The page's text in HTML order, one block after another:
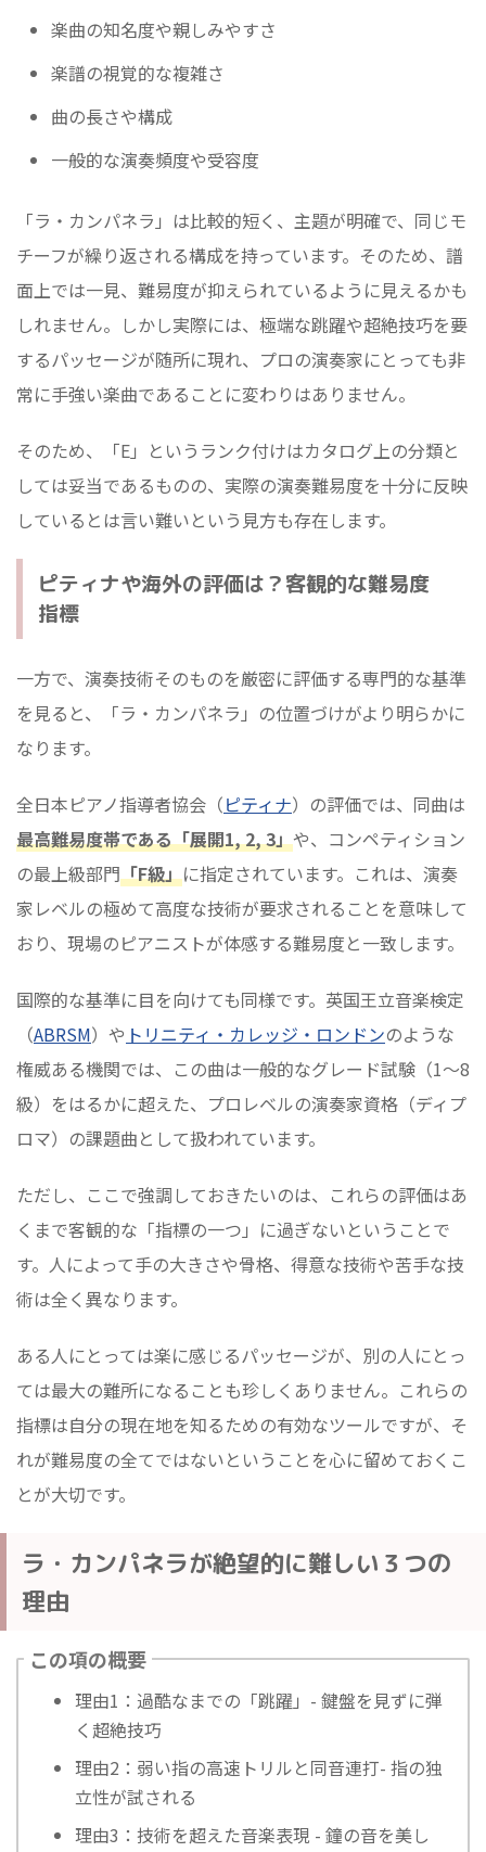
楽曲の知名度や親しみやすさ
楽譜の視覚的な複雑さ
曲の長さや構成
一般的な演奏頻度や受容度
「ラ・カンパネラ」は比較的短く、主題が明確で、同じモ
チーフが繰り返される構成を持っています。そのため、譜
面上では一見、難易度が抑えられているように見えるかも
しれません。しかし実際には、極端な跳躍や超絶技巧を要
するパッセージが随所に現れ、プロの演奏家にとっても非
常に手強い楽曲であることに変わりはありません。
そのため、「E」というランク付けはカタログ上の分類と
しては妥当であるものの、実際の演奏難易度を十分に反映
しているとは言い難いという見方も存在します。
ピティナや海外の評価は？客観的な難易度
指標
一方で、演奏技術そのものを厳密に評価する専門的な基準
を見ると、「ラ・カンパネラ」の位置づけがより明らかに
なります。
全日本ピアノ指導者協会（ピティナ）の評価では、同曲は
最高難易度帯である「展開1, 2, 3」や、コンペティション
の最上級部門「F級」に指定されています。これは、演奏
家レベルの極めて高度な技術が要求されることを意味して
おり、現場のピアニストが体感する難易度と一致します。
国際的な基準に目を向けても同様です。英国王立音楽検定
（ABRSM）や トリニティ・カレッジ・ロンドンのような
権威ある機関では、この曲は一般的なグレード試験（1〜8
級）をはるかに超えた、プロレベルの演奏家資格（ディプ
ロマ）の課題曲として扱われています。
ただし、ここで強調しておきたいのは、これらの評価はあ
くまで客観的な「指標の一つ」に過ぎないということで
す。人によって手の大きさや骨格、得意な技術や苦手な技
術は全く異なります。
ある人にとっては楽に感じるパッセージが、別の人にとっ
ては最大の難所になることも珍しくありません。これらの
指標は自分の現在地を知るための有効なツールですが、そ
れが難易度の全てではないということを心に留めておくこ
とが大切です。
ラ・カンパネラが絶望的に難しい３つの
理由
この項の概要
理由1：過酷なまでの「跳躍」- 鍵盤を見ずに弾
く超絶技巧
理由2：弱い指の高速トリルと同音連打- 指の独
立性が試される
理由3：技術を超えた音楽表現 - 鐘の音を美し